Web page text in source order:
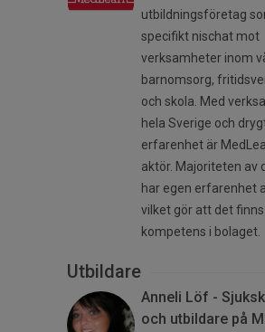
utbildningsföretag
specifikt nischat mot
verksamheter inom
barnomsorg,
och skola. Med
hela Sverige och
erfarenhet är
aktör. Majoriteten av
har egen erfarenhet
vilket gör att det finns
kompetens i bolaget.
Utbildare
Anneli Löf -
och utbildare på